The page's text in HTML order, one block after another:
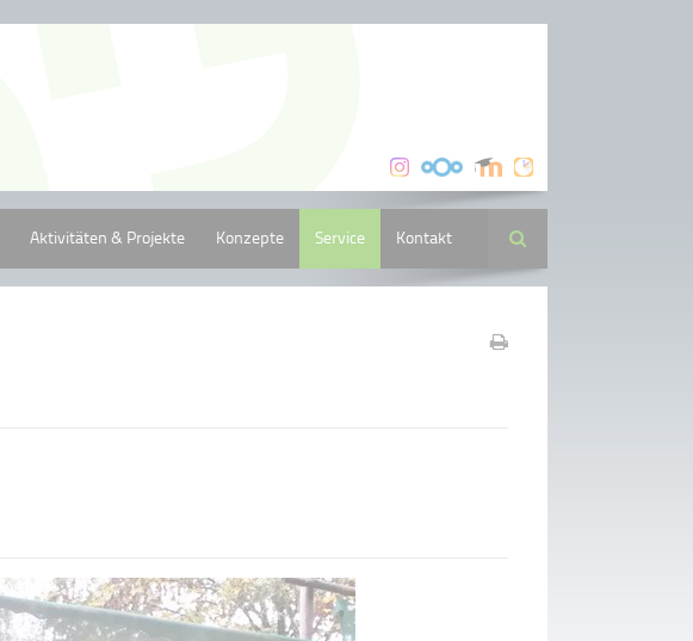
Aktivitäten & Projekte Konzepte Service Kontakt Suche